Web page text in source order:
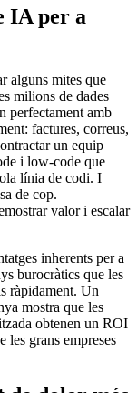
IA per a
alguns mites que
milions de dades
perfectament amb
factures, correus,
un equip
i low-code que
línia de codi. I
de cop.
valor i escalar
inherents per a
burocràtics que les
ràpidament. Un
mostra que les
obtenen un ROI
les grans empreses